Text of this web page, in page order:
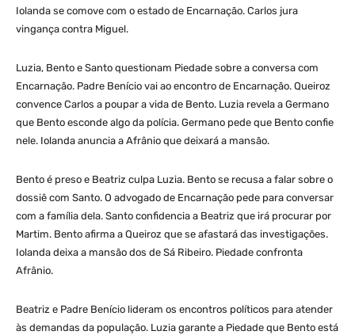
Iolanda se comove com o estado de Encarnação. Carlos jura
vingança contra Miguel.
Luzia, Bento e Santo questionam Piedade sobre a conversa com
Encarnação. Padre Benício vai ao encontro de Encarnação. Queiroz
convence Carlos a poupar a vida de Bento. Luzia revela a Germano
que Bento esconde algo da polícia. Germano pede que Bento confie
nele. Iolanda anuncia a Afrânio que deixará a mansão.
Bento é preso e Beatriz culpa Luzia. Bento se recusa a falar sobre o
dossiê com Santo. O advogado de Encarnação pede para conversar
com a família dela. Santo confidencia a Beatriz que irá procurar por
Martim. Bento afirma a Queiroz que se afastará das investigações.
Iolanda deixa a mansão dos de Sá Ribeiro. Piedade confronta
Afrânio.
Beatriz e Padre Benício lideram os encontros políticos para atender
às demandas da população. Luzia garante a Piedade que Bento está